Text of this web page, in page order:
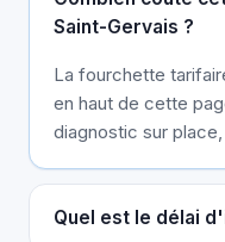
Saint-Gervais ?
La fourchette
en haut de cette
diagnostic sur
Quel est le délai